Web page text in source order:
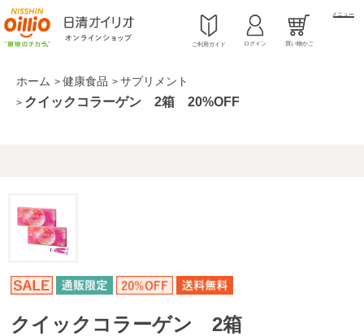
ご利用ガイド ログイン 買い物かご
メニュー
ホーム > 健康食品 > サプリメント
> クイックコラーゲン 2箱 20%OFF
クイックコラーゲン 2箱